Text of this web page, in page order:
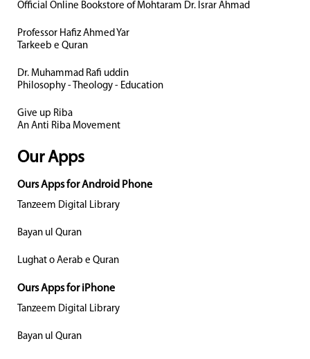
Official Online Bookstore of Mohtaram Dr. Israr Ahmad
Professor Hafiz Ahmed Yar
Tarkeeb e Quran
Dr. Muhammad Rafi uddin
Philosophy - Theology - Education
Give up Riba
An Anti Riba Movement
Our Apps
Ours Apps for Android Phone
Tanzeem Digital Library
Bayan ul Quran
Lughat o Aerab e Quran
Ours Apps for iPhone
Tanzeem Digital Library
Bayan ul Quran